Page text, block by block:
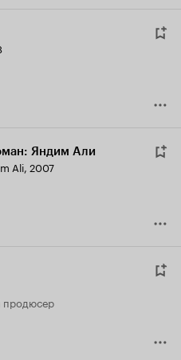
Яндим Али
Ali, 2007
продюсер